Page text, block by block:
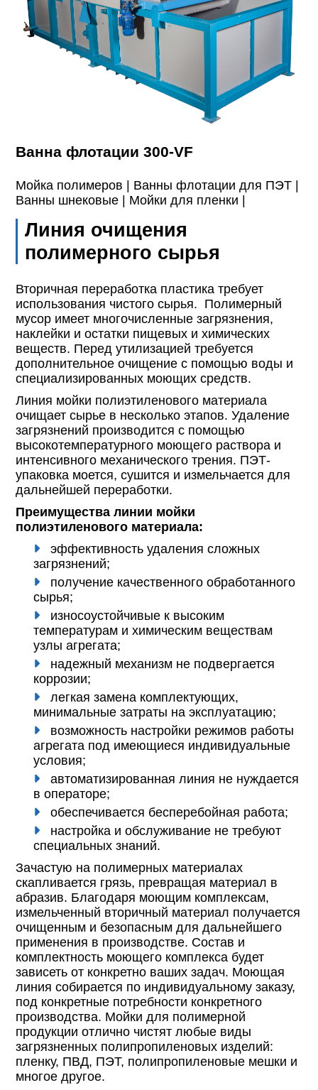
Ванна флотации 300-VF
Мойка полимеров | Ванны флотации для ПЭТ |
Ванны шнековые | Мойки для пленки |
Линия очищения
полимерного сырья
Вторичная переработка пластика требует
использования чистого сырья. Полимерный
мусор имеет многочисленные загрязнения,
наклейки и остатки пищевых и химических
веществ. Перед утилизацией требуется
дополнительное очищение с помощью воды и
специализированных моющих средств.
Линия мойки полиэтиленового материала
очищает сырье в несколько этапов. Удаление
загрязнений производится с помощью
высокотемпературного моющего раствора и
интенсивного механического трения. ПЭТ-
упаковка моется, сушится и измельчается для
дальнейшей переработки.
Преимущества линии мойки
полиэтиленового материала:
эффективность удаления сложных
загрязнений;
получение качественного обработанного
сырья;
износоустойчивые к высоким
температурам и химическим веществам
узлы агрегата;
надежный механизм не подвергается
коррозии;
легкая замена комплектующих,
минимальные затраты на эксплуатацию;
возможность настройки режимов работы
агрегата под имеющиеся индивидуальные
условия;
автоматизированная линия не нуждается
в операторе;
обеспечивается бесперебойная работа;
настройка и обслуживание не требуют
специальных знаний.
Зачастую на полимерных материалах
скапливается грязь, превращая материал в
абразив. Благодаря моющим комплексам,
измельченный вторичный материал получается
очищенным и безопасным для дальнейшего
применения в производстве. Состав и
комплектность моющего комплекса будет
зависеть от конкретно ваших задач. Моющая
линия собирается по индивидуальному заказу,
под конкретные потребности конкретного
производства. Мойки для полимерной
продукции отлично чистят любые виды
загрязненных полипропиленовых изделий:
пленку, ПВД, ПЭТ, полипропиленовые мешки и
многое другое.